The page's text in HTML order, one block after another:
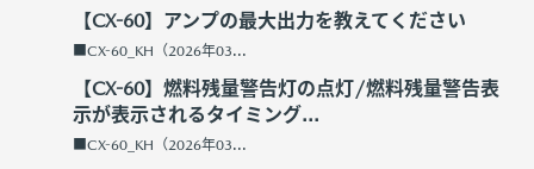
【CX-60】アンプの最大出力を教えてください
■CX-60_KH（2026年03...
【CX-60】燃料残量警告灯の点灯/燃料残量警告表
示が表示されるタイミング...
■CX-60_KH（2026年03...